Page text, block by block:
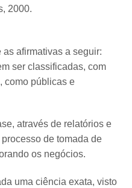
2000.
afirmativas a seguir:
ser classificadas, com
como públicas e
através de relatórios e
de tomada de
os negócios.
uma ciência exata, visto